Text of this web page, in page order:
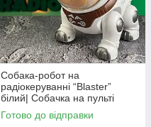
Собака-робот на
радіокеруванні “Blaster”
білий| Собачка на пульті
керування | Інтерактивний
Песик на радіоуправлінні
Готово до відправки